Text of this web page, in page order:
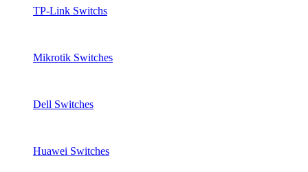
TP-Link Switchs
Mikrotik Switches
Dell Switches
Huawei Switches